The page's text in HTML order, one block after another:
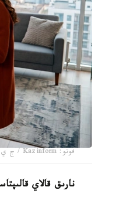
فوتو: Kazinform / ج ي
نارىق قالاي